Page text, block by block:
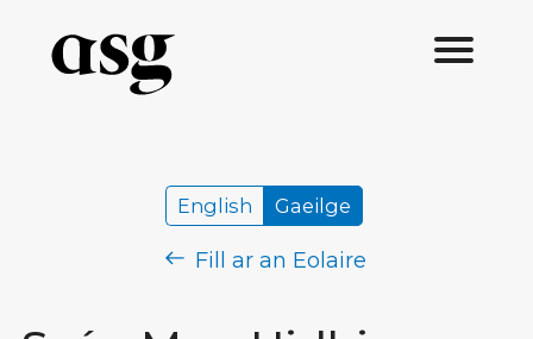
English Gaeilge
Fill ar an Eolaire